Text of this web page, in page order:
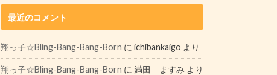
最近のコメント
翔っ子☆Bling-Bang-Bang-Born に ichibankaigo より
翔っ子☆Bling-Bang-Bang-Born に 満田 ますみ より